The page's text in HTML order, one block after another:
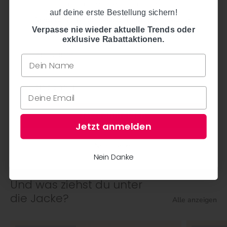
Und was ziehst du unter
die Jacke?
Alle anzeigen
Rabattaktionen.
Jetzt anmelden
auf deine erste Bestellung sichern!
Verpasse nie wieder aktuelle Trends oder
exklusive Rabattaktionen.
Jetzt anmelden
Nein Danke